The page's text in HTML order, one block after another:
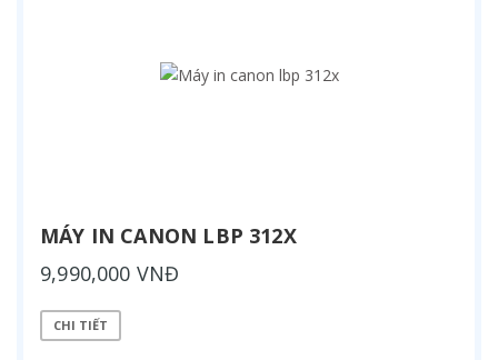
MÁY IN CANON LBP 312X
9,990,000 VNĐ
CHI TIẾT